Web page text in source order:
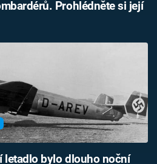
Prohlédněte si její
letadlo bylo dlouho noční